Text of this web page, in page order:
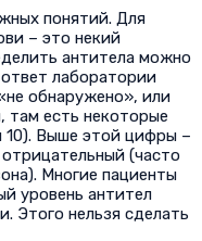
понятий. Для
– это некий
антитела можно
лаборатории
обнаружено», или
там есть некоторые
10). Выше этой цифры –
(часто
Многие пациенты
уровень антител
Этого нельзя сделать